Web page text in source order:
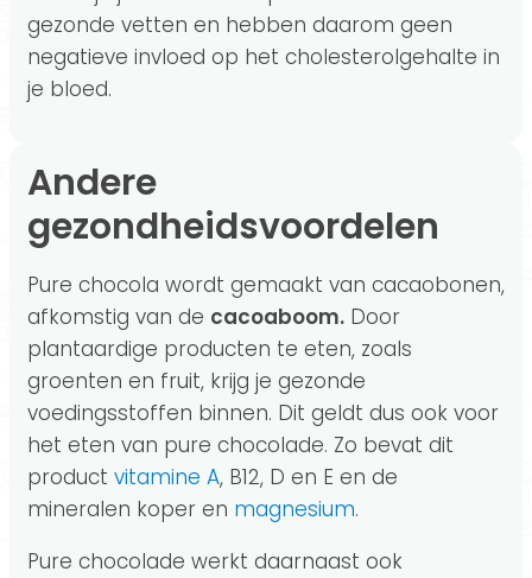
gezonde vetten en hebben daarom geen
negatieve invloed op het cholesterolgehalte in
je bloed.
Andere
gezondheidsvoordelen
Pure chocola wordt gemaakt van cacaobonen,
afkomstig van de cacoaboom. Door
plantaardige producten te eten, zoals
groenten en fruit, krijg je gezonde
voedingsstoffen binnen. Dit geldt dus ook voor
het eten van pure chocolade. Zo bevat dit
product vitamine A, B12, D en E en de
mineralen koper en magnesium.
Pure chocolade werkt daarnaast ook